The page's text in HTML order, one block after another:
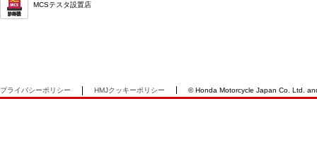
MCSテスタ設置店
プライバシーポリシー HMJクッキーポリシー © Honda Motorcycle Japan Co. Ltd.